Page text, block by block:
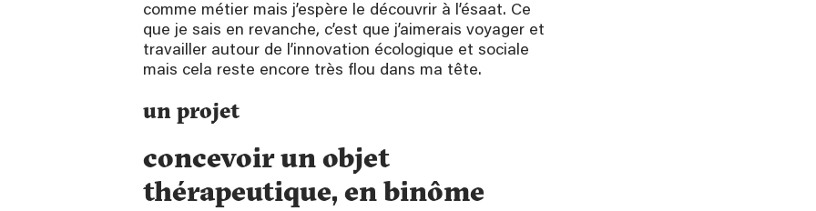
comme métier mais j’espère le découvrir à l’ésaat. Ce
que je sais en revanche, c’est que j’aimerais voyager et
travailler autour de l’innovation écologique et sociale
mais cela reste encore très flou dans ma tête.
un projet
concevoir un objet
thérapeutique, en binôme